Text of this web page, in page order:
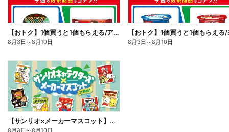
【おトク】1個買うと1個もらえる/アイス
8月3日 ～8月10日 8月3日 ～8月10日
【サンリオ×メーカーマスコット】オリジナルグッズ貰える!
8月3日 ～8月10日